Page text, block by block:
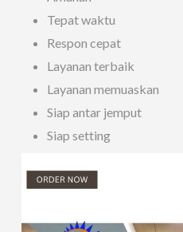
Tepat waktu
Respon cepat
Layanan terbaik
Layanan memuaskan
Siap antar jemput
Siap setting